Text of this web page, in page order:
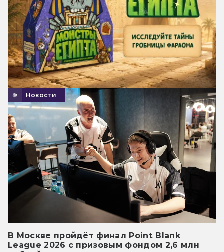
Новости
В Москве пройдёт финал Point Blank
League 2026 с призовым фондом 2,6 млн